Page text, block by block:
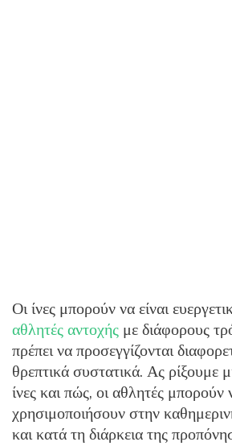
Οι ίνες μπορούν να είναι
αθλητές αντοχής με διάφορους
πρέπει να προσεγγίζονται
θρεπτικά συστατικά. Ας ρίξουμε
ίνες και πώς, οι αθλητές μπορούν
χρησιμοποιήσουν στην
και κατά τη διάρκεια της